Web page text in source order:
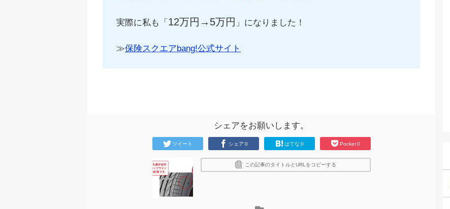
実際に私も「 12万円→5万円 」になりました！
≫保険スクエアbang!公式サイト
シェアをお願いします。
ツイート シェア 0 はてな 0 Pocket 0
この記事のタイトルとURLをコピーする